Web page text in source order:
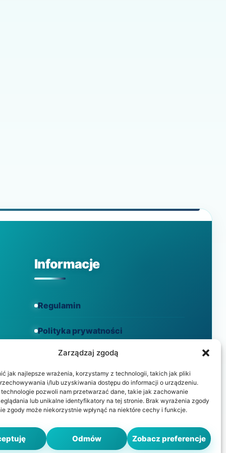
Zarządzaj zgodą
jak najlepsze wrażenia, korzystamy z technologii, takich jak pliki
i/lub uzyskiwania dostępu do informacji o urządzeniu.
pozwoli nam przetwarzać dane, takie jak zachowanie
lub unikalne identyfikatory na tej stronie. Brak wyrażenia zgody
zgody może niekorzystnie wpłynąć na niektóre cechy i funkcje.
Odmów Zobacz preferencje
Informacje
Regulamin
Polityka prywatności
Polityka cookies